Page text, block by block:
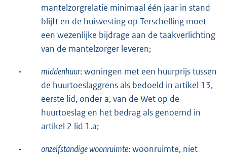
mantelzorgrelatie minimaal één jaar in stand
blijft en de huisvesting op Terschelling moet
een wezenlijke bijdrage aan de taakverlichting
van de mantelzorger leveren;
- middenhuur: woningen met een huurprijs tussen
de huurtoeslaggrens als bedoeld in artikel 13,
eerste lid, onder a, van de Wet op de
huurtoeslag en het bedrag als genoemd in
artikel 2 lid 1.a;
- onzelfstandige woonruimte: woonruimte, niet